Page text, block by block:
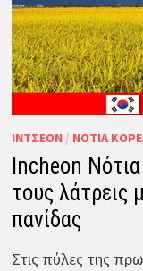
ΊΝΤΣΕΟΝ / ΝΌΤΙΑ
Incheon
τους λάτρεις
πανίδας
Στις πύλες της